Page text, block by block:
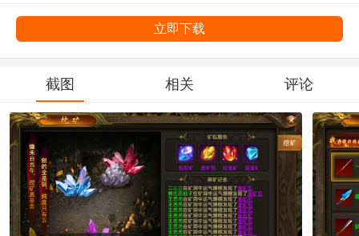
立即下载
截图 相关 评论